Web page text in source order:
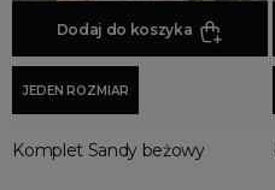
Cyber Monday
Black Week
Wyprzedaż noworoczna
Dodaj do koszyka
JEDEN ROZMIAR
Komplet Sandy beżowy